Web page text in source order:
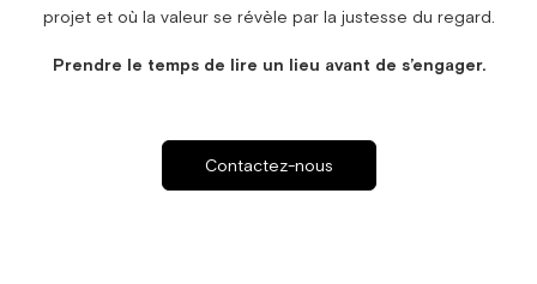
projet et où la valeur se révèle par la justesse du regard.
Prendre le temps de lire un lieu avant de s’engager.
Contactez-nous